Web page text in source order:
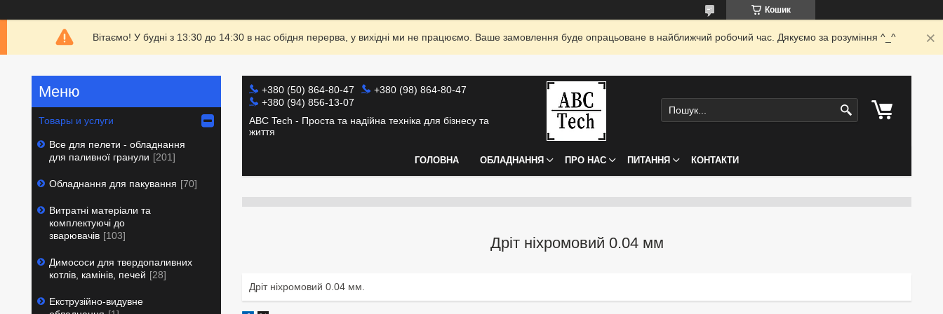
Кошик
Вітаємо! У будні з 13:30 до 14:30 в нас обідня перерва, у вихідні ми не працюємо. Ваше замовлення буде опрацьоване в найближчий робочий час. Дякуємо за розуміння ^_^
+380 (50) 864-80-47
+380 (98) 864-80-47
+380 (94) 856-13-07
ABC Tech - Проста та надійна техніка для бізнесу та
життя
ГОЛОВНА ОБЛАДНАННЯ ПРО НАС ПИТАННЯ КОНТАКТИ
Дріт ніхромовий 0.04 мм
Дріт ніхромовий 0.04 мм.
Товары и услуги
Все для пелети - обладнання
для паливної гранули
201
Обладнання для пакування 70
Витратні матеріали та
комплектуючі до
зварювачів
103
Димососи для твердопаливних
котлів, камінів, печей
28
Екструзійно-видувне